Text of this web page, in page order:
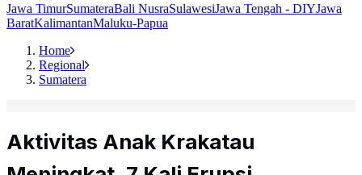
Jawa TimurSumateraBali NusraSulawesiJawa Tengah - DIYJawa
BaratKalimantanMaluku-Papua
Home
Regional
Sumatera
Aktivitas Anak Krakatau